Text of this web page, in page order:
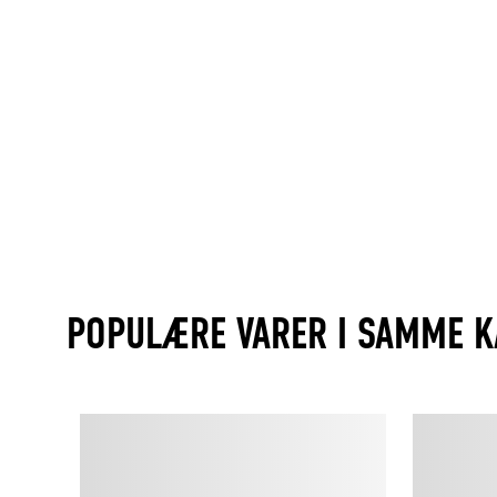
POPULÆRE VARER I SAMME